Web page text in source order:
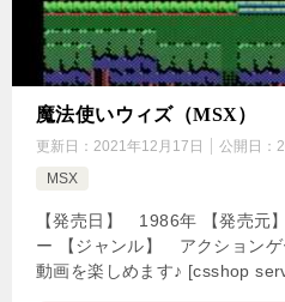
魔法使いウィズ（MSX）
更新日： 2021年12月17日 公開日：
MSX
【発売日】 1986年 【発売
ー 【ジャンル】 アクションゲ
動画を楽しめます♪ [csshop